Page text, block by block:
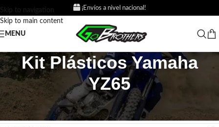
Skip to navigation
Skip to main content
¡Envíos a nivel nacional!
MENU
Kit Plásticos Yamaha
YZ65
Inicio / Productos etiquetados “Kit Plásticos Yamaha YZ65”
Mostrando 3 resultados